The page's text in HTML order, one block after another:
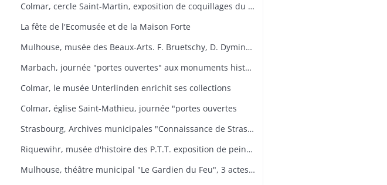
Colmar, cercle Saint-Martin, exposition de coquillages du monde
La fête de l'Ecomusée et de la Maison Forte
Mulhouse, musée des Beaux-Arts. F. Bruetschy, D. Dyminski, C. Gebhardt, B. Latuner, J.F. Nourisson, J.-C. Wallios
Marbach, journée "portes ouvertes" aux monuments historiques
Colmar, le musée Unterlinden enrichit ses collections
Colmar, église Saint-Mathieu, journée "portes ouvertes
Strasbourg, Archives municipales "Connaissance de Strasbourg
Riquewihr, musée d'histoire des P.T.T. exposition de peintures sous-verre
Mulhouse, théâtre municipal "Le Gardien du Feu", 3 actes et 4 tableaux d'après le roman d'Anatole le Braz